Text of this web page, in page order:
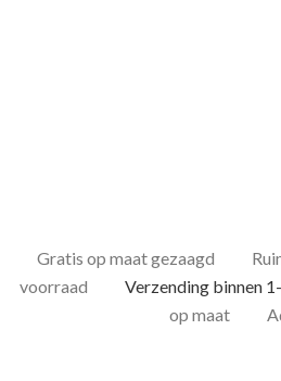
Gratis op maat gezaagd
voorraad
Verzending binnen
op maat